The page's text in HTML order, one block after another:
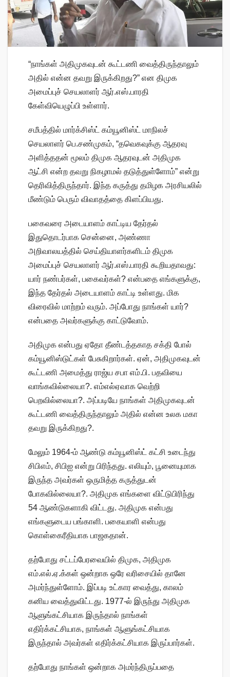
“நாங்கள் அதிமுகவுடன் கூட்டணி வைத்திருந்தாலும்
அதில் என்ன தவறு இருக்கிறது?” என திமுக
அமைப்புச் செயலாளர் ஆர்.எஸ்.பாரதி
கேள்வியெழுப்பி உள்ளார்.
சமீபத்தில் மார்க்சிஸ்ட் கம்யூனிஸ்ட் மாநிலச்
செயலாளர் பெ.சண்முகம், “தவெகவுக்கு ஆதரவு
அளித்ததன் மூலம் திமுக ஆதரவுடன் அதிமுக
ஆட்சி என்ற தவறு நிகழாமல் தடுத்துள்ளோம்” என்று
தெரிவித்திருந்தார். இந்த கருத்து தமிழக அரசியலில்
மீண்டும் பெரும் விவாதத்தை கிளப்பியது.
பகைவரை அடையாளம் காட்டிய தேர்தல்
இதுதொடர்பாக சென்னை, அண்ணா
அறிவாலயத்தில் செய்தியாளர்களிடம் திமுக
அமைப்புச் செயலாளர் ஆர்.எஸ்.பாரதி கூறியதாவது:
யார் நண்பர்கள், பகைவர்கள்? என்பதை எங்களுக்கு,
இந்த தேர்தல் அடையாளம் காட்டி உள்ளது. மிக
விரைவில் மாற்றம் வரும். அப்போது நாங்கள் யார்?
என்பதை அவர்களுக்கு காட்டுவோம்.
அதிமுக என்பது ஏதோ தீண்டத்தகாத சக்தி போல்
கம்யூனிஸ்டுட்கள் பேசுகிறார்கள். ஏன், அதிமுகவுடன்
கூட்டணி அமைத்து ராஜ்ய சபா எம்.பி. பதவியை
வாங்கவில்லையா?. எம்எல்ஏவாக வெற்றி
பெறவில்லையா?. அப்படியே நாங்கள் அதிமுகவுடன்
கூட்டணி வைத்திருந்தாலும் அதில் என்ன உலக மகா
தவறு இருக்கிறது?.
மேலும் 1964-ம் ஆண்டு கம்யூனிஸ்ட் கட்சி உடைந்து
சிபிஎம், சிபிஐ என்று பிரிந்தது. எலியும், பூனையுமாக
இருந்த அவர்கள் ஒருமித்த கருத்துடன்
போகவில்லையா?. அதிமுக எங்களை விட்டுபிரிந்து
54 ஆண்டுகளாகி விட்டது. அதிமுக என்பது
எங்களுடைய பங்காளி. பகையாளி என்பது
கொள்கைரீதியாக பாஜகதான்.
தற்போது சட்டப்பேரவையில் திமுக, அதிமுக
எம்.எல்.ஏ.க்கள் ஒன்றாக ஒரே வரிசையில் தானே
அமர்ந்துள்ளோம். இப்படி உட்கார வைத்து, காலம்
கனிய வைத்துவிட்டது. 1977-ல் இருந்து அதிமுக
ஆளுங்கட்சியாக இருந்தால் நாங்கள்
எதிர்க்கட்சியாக, நாங்கள் ஆளுங்கட்சியாக
இருந்தால் அவர்கள் எதிர்க்கட்சியாக இருப்பார்கள்.
தற்போது நாங்கள் ஒன்றாக அமர்ந்திருப்பதை